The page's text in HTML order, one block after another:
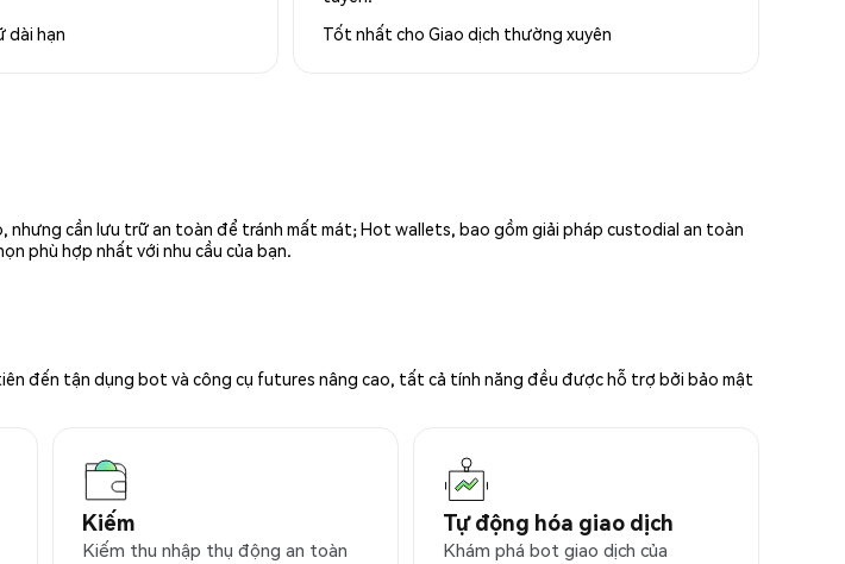
dài hạn
Tốt nhất cho Giao dịch thường xuyên
cần lưu trữ an toàn để tránh mất mát; Hot wallets, bao gồm giải pháp custodial an toàn
phù hợp nhất với nhu cầu của bạn.
đến tận dụng bot và công cụ futures nâng cao, tất cả tính năng đều được hỗ trợ bởi bảo mật
Kiếm
Kiếm thu nhập thụ động an toàn
Tự động hóa giao dịch
Khám phá bot giao dịch của